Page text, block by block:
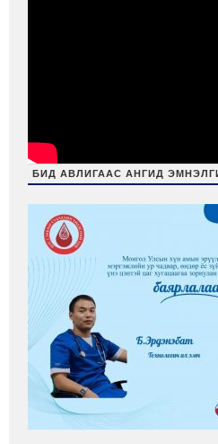
БИД АВЛИГААС АНГИД